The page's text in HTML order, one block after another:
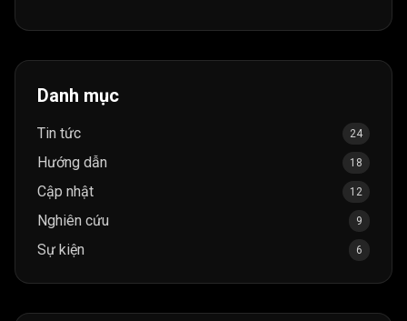
Danh mục
Tin tức 24
Hướng dẫn 18
Cập nhật 12
Nghiên cứu 9
Sự kiện 6